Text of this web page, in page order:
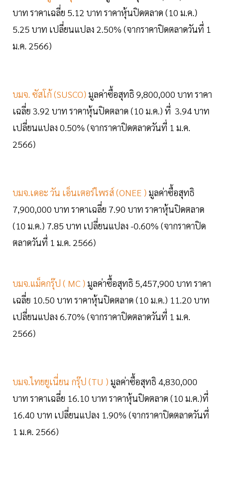
บาท ราคาเฉลี่ย 5.12 บาท ราคาหุ้นปิดตลาด (10 ม.ค.)
5.25 บาท เปลี่ยนแปลง 2.50% (จากราคาปิดตลาดวันที่ 1
ม.ค. 2566)
บมจ. ซัสโก้ (SUSCO) มูลค่าซื้อสุทธิ 9,800,000 บาท ราคา
เฉลี่ย 3.92 บาท ราคาหุ้นปิดตลาด (10 ม.ค.) ที่ 3.94 บาท
เปลี่ยนแปลง 0.50% (จากราคาปิดตลาดวันที่ 1 ม.ค.
2566)
บมจ.เดอะ วัน เอ็นเตอร์ไพรส์ (ONEE ) มูลค่าซื้อสุทธิ
7,900,000 บาท ราคาเฉลี่ย 7.90 บาท ราคาหุ้นปิดตลาด
(10 ม.ค.) 7.85 บาท เปลี่ยนแปลง -0.60% (จากราคาปิด
ตลาดวันที่ 1 ม.ค. 2566)
บมจ.แม็คกรุ๊ป ( MC ) มูลค่าซื้อสุทธิ 5,457,900 บาท ราคา
เฉลี่ย 10.50 บาท ราคาหุ้นปิดตลาด (10 ม.ค.) 11.20 บาท
เปลี่ยนแปลง 6.70% (จากราคาปิดตลาดวันที่ 1 ม.ค.
2566)
บมจ.ไทยยูเนี่ยน กรุ๊ป (TU ) มูลค่าซื้อสุทธิ 4,830,000
บาท ราคาเฉลี่ย 16.10 บาท ราคาหุ้นปิดตลาด (10 ม.ค.)ที่
16.40 บาท เปลี่ยนแปลง 1.90% (จากราคาปิดตลาดวันที่
1 ม.ค. 2566)